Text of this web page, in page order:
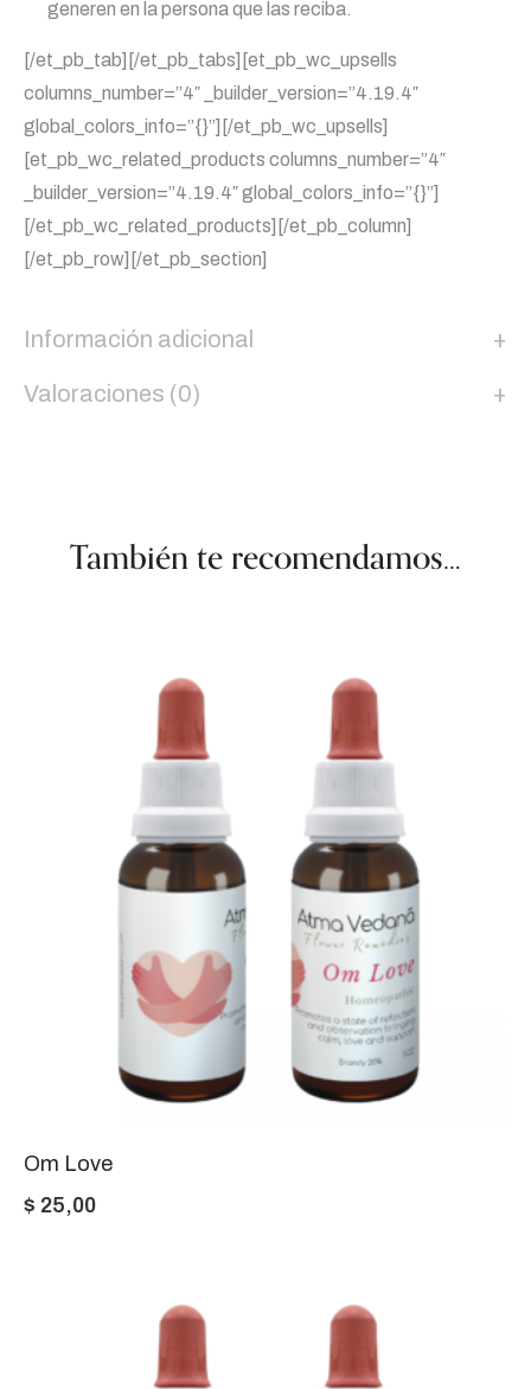
generen en la persona que las reciba.
[/et_pb_tab][/et_pb_tabs][et_pb_wc_upsells
columns_number=”4″ _builder_version=”4.19.4″
global_colors_info=”{}”][/et_pb_wc_upsells]
[et_pb_wc_related_products columns_number=”4″
_builder_version=”4.19.4″ global_colors_info=”{}”]
[/et_pb_wc_related_products][/et_pb_column]
[/et_pb_row][/et_pb_section]
Información adicional
Valoraciones (0)
También te recomendamos…
Om Love
$ 25,00